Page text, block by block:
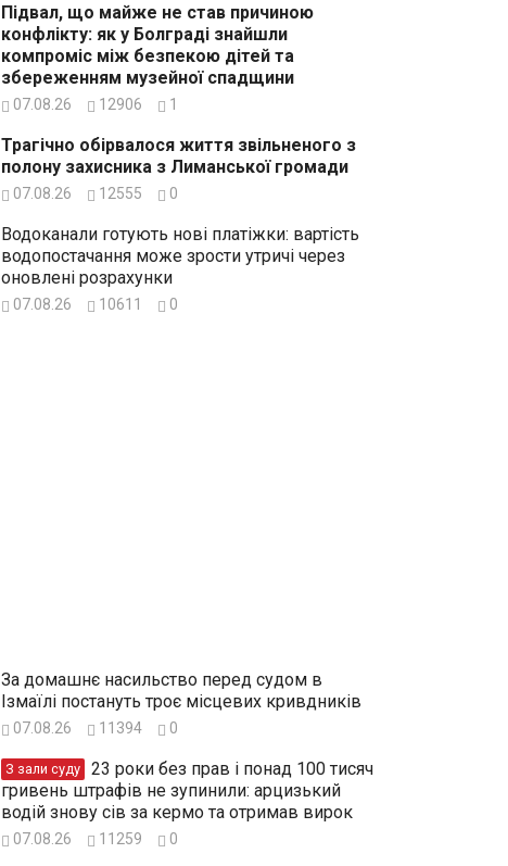
Підвал, що майже не став причиною
конфлікту: як у Болграді знайшли
компроміс між безпекою дітей та
збереженням музейної спадщини
07.08.26 12906 1
Трагічно обірвалося життя звільненого з
полону захисника з Лиманської громади
07.08.26 12555 0
Водоканали готують нові платіжки: вартість
водопостачання може зрости утричі через
оновлені розрахунки
07.08.26 10611 0
За домашнє насильство перед судом в
Ізмаїлі постануть троє місцевих кривдників
07.08.26 11394 0
З зали суду
гривень штрафів не зупинили: арцизький
водій знову сів за кермо та отримав вирок
07.08.26 11259 0